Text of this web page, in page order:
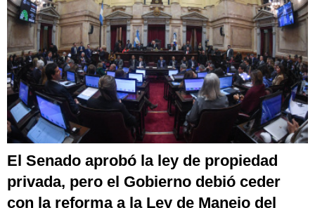
El Senado aprobó la ley de propiedad
privada, pero el Gobierno debió ceder
con la reforma a la Ley de Manejo del